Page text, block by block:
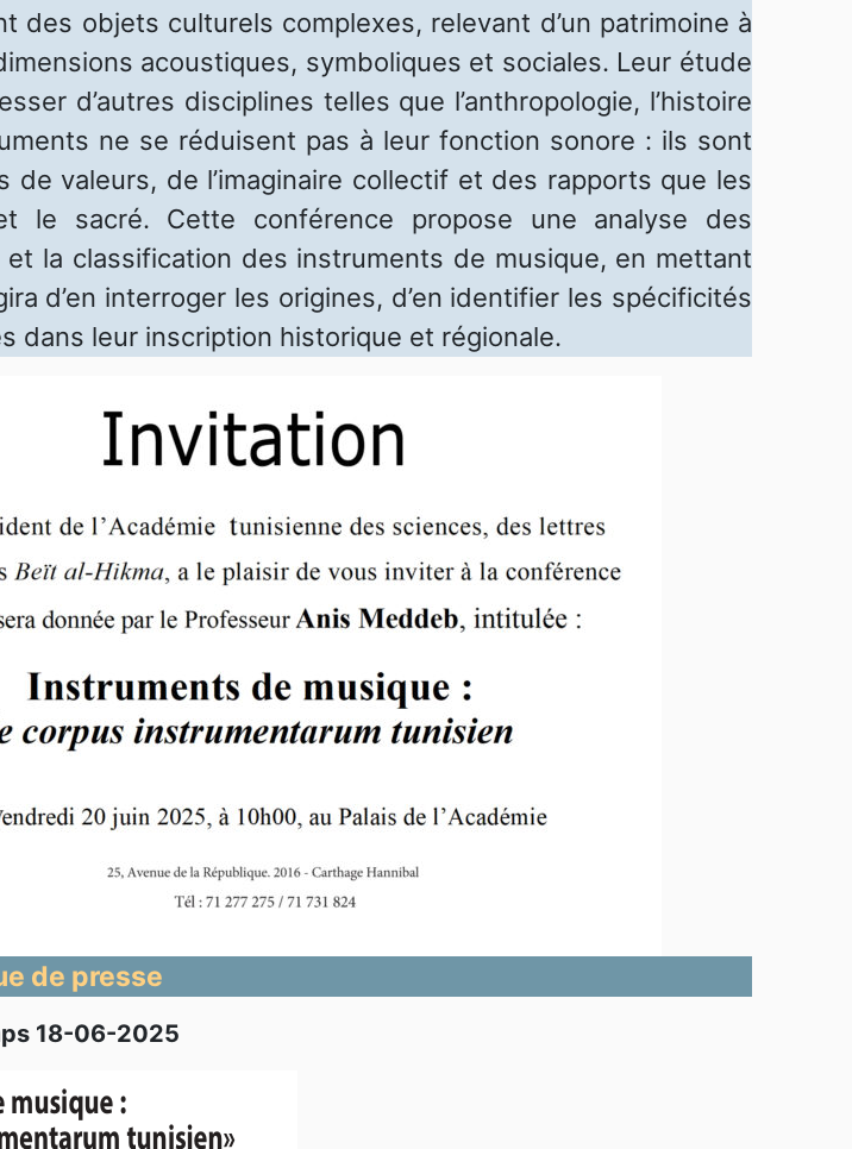
objets culturels complexes, relevant d’un patrimoine à
acoustiques, symboliques et sociales. Leur étude
d’autres disciplines telles que l’anthropologie, l’histoire
ne se réduisent pas à leur fonction sonore : ils sont
valeurs, de l’imaginaire collectif et des rapports que les
le sacré. Cette conférence propose une analyse des
la classification des instruments de musique, en mettant
d’en interroger les origines, d’en identifier les spécificités
dans leur inscription historique et régionale.
de presse
18-06-2025